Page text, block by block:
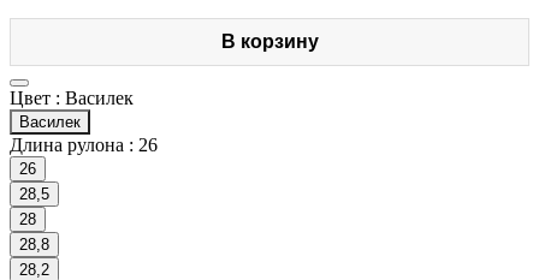
В корзину
Цвет : Василек
Василек
Длина рулона : 26
26
28,5
28
28,8
28,2